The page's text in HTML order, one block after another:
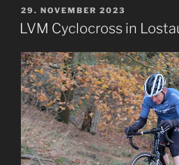
VERÖFFENTLICHT
AM
29. NOVEMBER 2023
LVM Cyclocross in